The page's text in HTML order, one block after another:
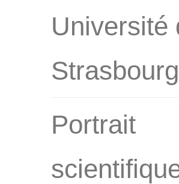
Université
Strasbourg
Portrait